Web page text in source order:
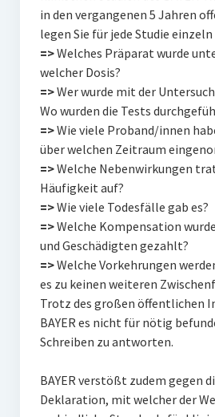
in den vergangenen 5 Jahren
legen Sie für jede Studie einzeln
=>Welches Präparat wurde
welcher Dosis?
=>Wer wurde mit der
Wo wurden die Tests
=>Wie viele Proband/innen
über welchen Zeitraum
=>Welche Nebenwirkungen
Häufigkeit auf?
=>Wie viele Todesfälle gab es?
=>Welche Kompensation
und Geschädigten gezahlt?
=>Welche Vorkehrungen
es zu keinen weiteren
Trotz des großen öffentlichen
BAYER es nicht für nötig
Schreiben zu antworten.
BAYER verstößt zudem gegen
Deklaration, mit welcher der